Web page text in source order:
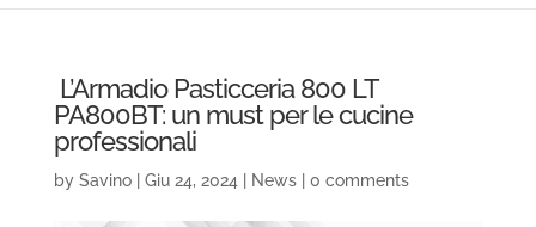
L’Armadio Pasticceria 800 LT
PA800BT: un must per le cucine
professionali
by Savino| Giu 24, 2024 News| 0 comments